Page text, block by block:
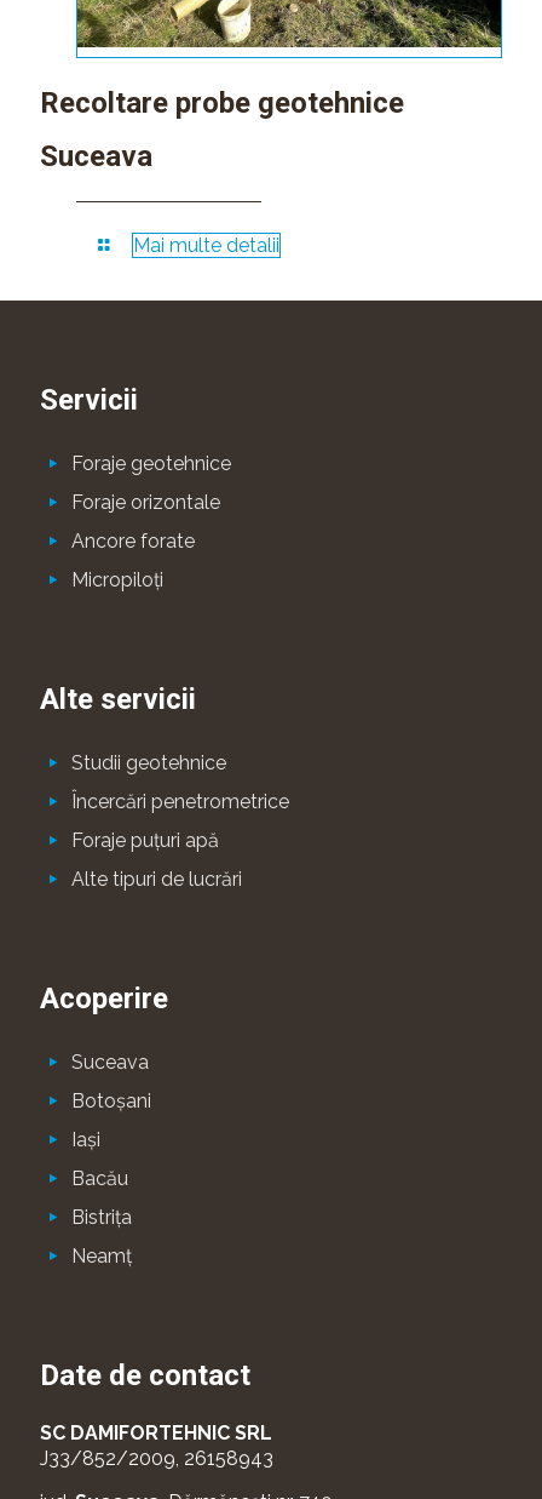
Recoltare probe geotehnice
Suceava
Mai multe detalii
Servicii
Foraje geotehnice
Foraje orizontale
Ancore forate
Micropiloţi
Alte servicii
Studii geotehnice
Încercări penetrometrice
Foraje puţuri apă
Alte tipuri de lucrări
Acoperire
Suceava
Botoşani
Iaşi
Bacău
Bistriţa
Neamţ
Date de contact
SC DAMIFORTEHNIC SRL
J33/852/2009, 26158943